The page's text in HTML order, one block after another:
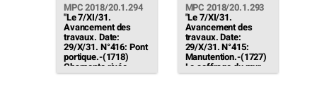
MPC 2018/20.1.294
"Le 7/XI/31.
Avancement des
travaux. Date:
29/X/31. N°416: Pont
portique.-(1718)
Charpente rivée,
prête à lever (Le
MPC 2018/20.1.293
"Le 7/XI/31.
Avancement des
travaux. Date:
29/X/31. N°415:
Manutention.-(1727)
Le coffrage du mur
d'enceinte est repris.